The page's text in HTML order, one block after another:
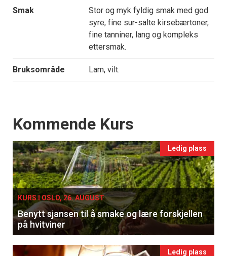
Smak
Stor og myk fyldig smak med god
syre, fine sur-salte kirsebærtoner,
fine tanniner, lang og kompleks
ettersmak.
Bruksområde Lam, vilt.
Events
Kommende Kurs
Ledig plass
KURS I OSLO, 26. AUGUST
Benytt sjansen til å smake og lære forskjellen
på hvitviner
Ledig plass